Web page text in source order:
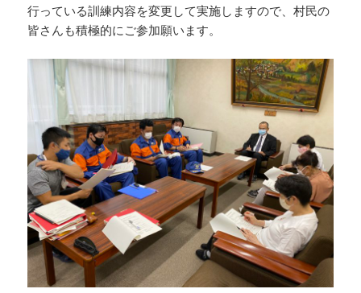
行っている訓練内容を変更して実施しますので、村民の
皆さんも積極的にご参加願います。